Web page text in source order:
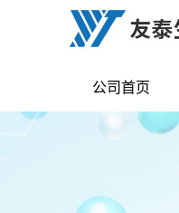
公司首页